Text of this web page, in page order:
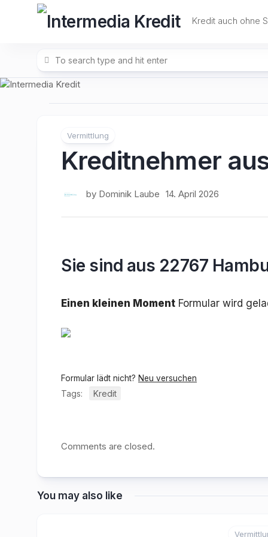
Kredit auch ohne
Vermittlung
Kreditnehmer
by Dominik Laube 14. April 2026
Sie sind aus 22767
Einen kleinen Moment Formular wird
Formular lädt nicht? Neu versuchen
Tags: Kredit
Comments are closed.
You may also like